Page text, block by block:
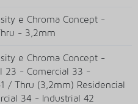
e Chroma Concept -
- 3,2mm
e Chroma Concept -
23 - Comercial 33 -
/ Thru (3,2mm) Residencial
34 - Industrial 42